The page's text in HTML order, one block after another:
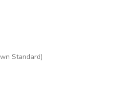
Standard)